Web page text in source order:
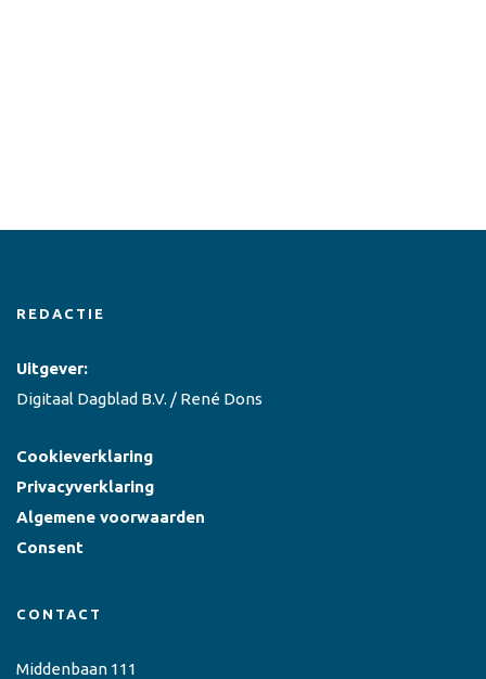
REDACTIE
Uitgever:
Digitaal Dagblad B.V. / René Dons
Cookieverklaring
Privacyverklaring
Algemene voorwaarden
Consent
CONTACT
Middenbaan 111